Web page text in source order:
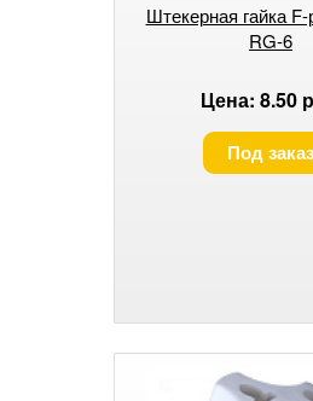
Штекерная гайка
RG-6
Цена: 8.50
Под заказ